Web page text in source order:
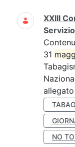
XXIII
31
NO